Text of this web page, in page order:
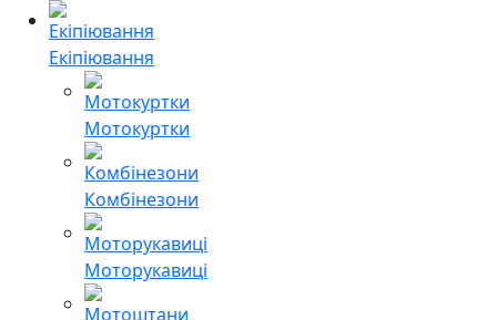
Екіпіювання
Мотокуртки
Комбінезони
Моторукавиці